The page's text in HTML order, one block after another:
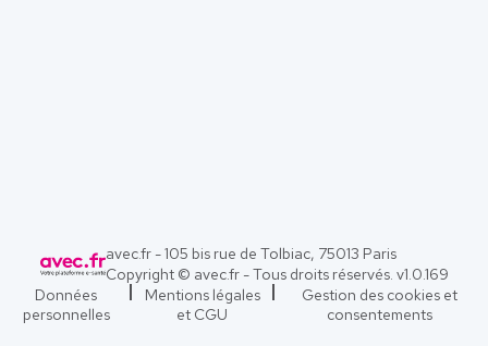
avec.fr - 105 bis rue de Tolbiac, 75013 Paris
Copyright © avec.fr - Tous droits réservés. v1.0.169
Données
personnelles
Mentions légales
et CGU
Gestion des cookies et
consentements